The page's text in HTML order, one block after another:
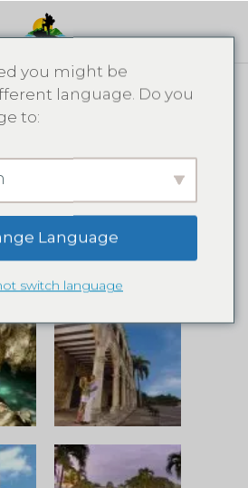
you might be
language. Do you
to:
Language
switch language